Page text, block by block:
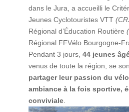
dans le Jura, a accueilli le
Jeunes Cyclotouristes VTT
Régional d’Éducation Routière
Régional FFVélo Bourgogne-
Pendant 3 jours, 44 jeunes
venus de toute la région, se
partager leur passion du
ambiance à la fois sportive,
conviviale.